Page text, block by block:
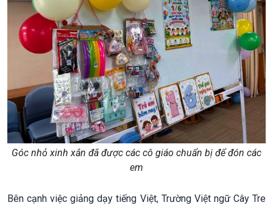
Góc nhỏ xinh xắn đã được các cô giáo chuẩn bị để đón các
em
Bên cạnh việc giảng dạy tiếng Việt, Trường Việt ngữ Cây Tre